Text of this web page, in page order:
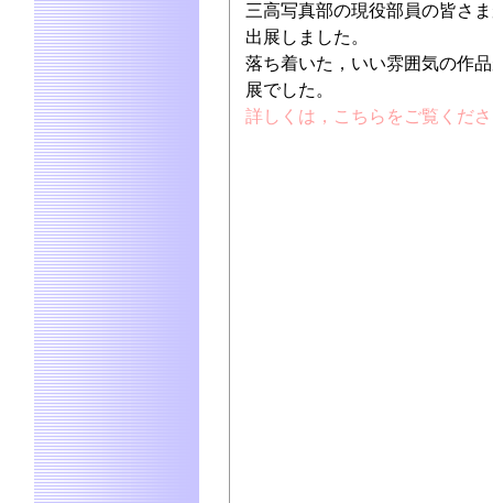
三高写真部の現役部員の皆さ
出展しました。
落ち着いた，いい雰囲気の作
展でした。
詳しくは，こちらをご覧くだ